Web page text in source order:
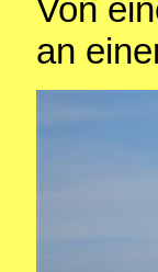
Von
an